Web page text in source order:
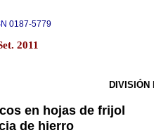
0187-5779
2011
DIVISIÓN II
en hojas de frijol
de hierro